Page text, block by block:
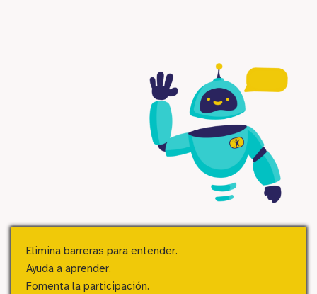
Elimina barreras para entender.
Ayuda a aprender.
Fomenta la participación.